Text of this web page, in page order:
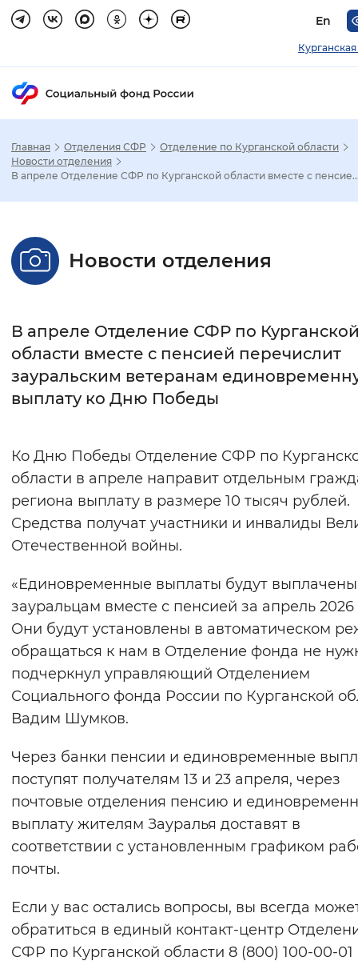
En
Настройка режима отображения
Стандартный Увеличенный
С засечками
Интервал между буквами
Цвет сайта
Инверсивный
Синий фон
Включены Выключены
Звуковой ассистент
Воспроизвести Остановить
Главная Отделения СФР
Отделение по Курганской области
Новости отделения
В апреле Отделение СФР по Курганской области вместе с
Новости отделения
В апреле Отделение СФР по
области вместе с пенсией перечислит
зауральским ветеранам
выплату ко Дню Победы
Ко Дню Победы Отделение СФР по
области в апреле направит отдельным
региона выплату в размере 10 тысяч рублей.
Средства получат участники и инвалиды
Отечественной войны.
«Единовременные выплаты будут выплачены
зауральцам вместе с пенсией за апрель 2026
Они будут установлены в автоматическом
обращаться к нам в Отделение фонда не
подчеркнул управляющий Отделением
Социального фонда России по Курганской
Вадим Шумков.
Через банки пенсии и единовременные
поступят получателям 13 и 23 апреля, через
почтовые отделения пенсию и
выплату жителям Зауралья доставят в
соответствии с установленным графиком
почты.
Если у вас остались вопросы, вы всегда
обратиться в единый контакт-центр
СФР по Курганской области 8 (800) 100-00-01